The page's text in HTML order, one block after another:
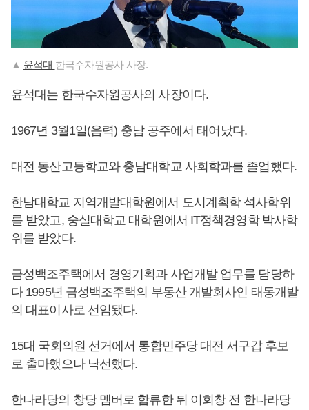
▲ 윤석대 한국수자원공사 사장.
윤석대는 한국수자원공사의 사장이다.
1967년 3월1일(음력) 충남 공주에서 태어났다.
대전 동산고등학교와 충남대학교 사회학과를 졸업했다.
한남대학교 지역개발대학원에서 도시계획학 석사학위
를 받았고, 숭실대학교 대학원에서 IT정책경영학 박사학
위를 받았다.
금성백조주택에서 경영기획과 사업개발 업무를 담당하
다 1995년 금성백조주택의 부동산 개발회사인 태동개발
의 대표이사로 선임됐다.
15대 국회의원 선거에서 통합민주당 대전 서구갑 후보
로 출마했으나 낙선했다.
한나라당의 창당 멤버로 합류한 뒤 이회창 전 한나라당